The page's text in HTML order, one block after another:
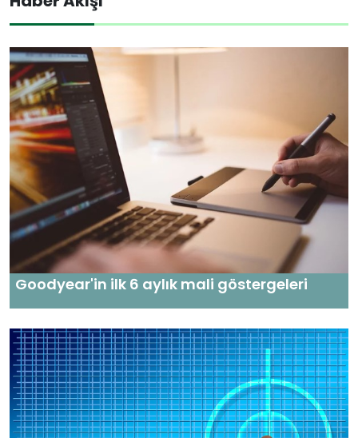
Goodyear'in ilk 6 aylık mali göstergeleri